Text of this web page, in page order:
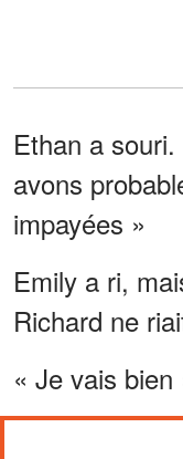
Ethan a
avons
impayées »
Emily a ri,
Richard ne
« Je vais